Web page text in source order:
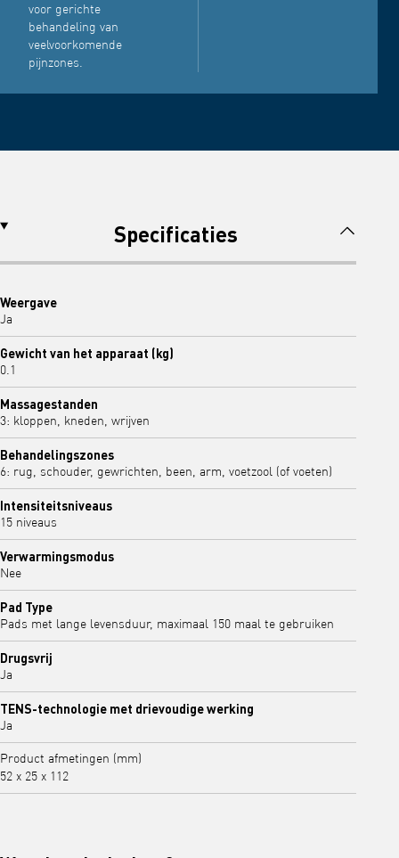
voor gerichte
behandeling van
veelvoorkomende
pijnzones.
Specificaties
Weergave
Ja
Gewicht van het apparaat (kg)
0.1
Massagestanden
3: kloppen, kneden, wrijven
Behandelingszones
6: rug, schouder, gewrichten, been, arm, voetzool (of voeten)
Intensiteitsniveaus
15 niveaus
Verwarmingsmodus
Nee
Pad Type
Pads met lange levensduur, maximaal 150 maal te gebruiken
Drugsvrij
Ja
TENS-technologie met drievoudige werking
Ja
Product afmetingen (mm)
52 x 25 x 112